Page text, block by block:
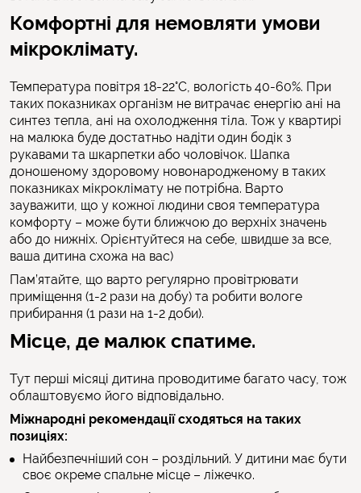
Комфортні для немовляти умови
мікроклімату.
Температура повітря 18-22°С, вологість 40-60%. При
таких показниках організм не витрачає енергію ані на
синтез тепла, ані на охолодження тіла. Тож у квартирі
на малюка буде достатньо надіти один бодік з
рукавами та шкарпетки або чоловічок. Шапка
доношеному здоровому новонародженому в таких
показниках мікроклімату не потрібна. Варто
зауважити, що у кожної людини своя температура
комфорту – може бути ближчою до верхніх значень
або до нижніх. Орієнтуйтеся на себе, швидше за все,
ваша дитина схожа на вас)
Пам’ятайте, що варто регулярно провітрювати
приміщення (1-2 рази на добу) та робити вологе
прибирання (1 рази на 1-2 доби).
Місце, де малюк спатиме.
Тут перші місяці дитина проводитиме багато часу, тож
облаштовуємо його відповідально.
Міжнародні рекомендації сходяться на таких
позиціях:
Найбезпечніший сон – роздільний. У дитини має бути
своє окреме спальне місце – ліжечко.